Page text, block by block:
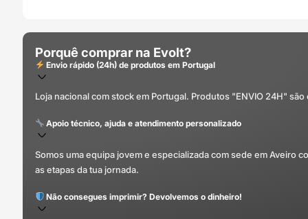
Porquê comprar na Evolt?
Envio rápido (24h) de produtos em Portugal
Loja nacional com stock em Portugal. Produtos "ENVIO 24H"
Apoio técnico, ajuda e atendimento personalizado
Somos uma equipa jovem e especializada com sede em Aveiro
as etapas da tua jornada.
Não consegues imprimir? Devolvemos o dinheiro!